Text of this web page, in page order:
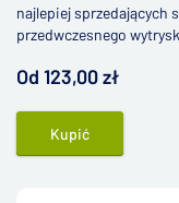
najlepiej sprzedających
przedwczesnego
Od 123,00 zł
Kupić